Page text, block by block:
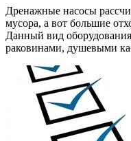
Дренажные насосы
мусора, а вот большие
Данный вид
раковинами, душевыми